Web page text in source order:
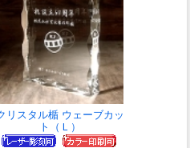
リスタル楯 ウェーブカッ
ト（Ｌ）